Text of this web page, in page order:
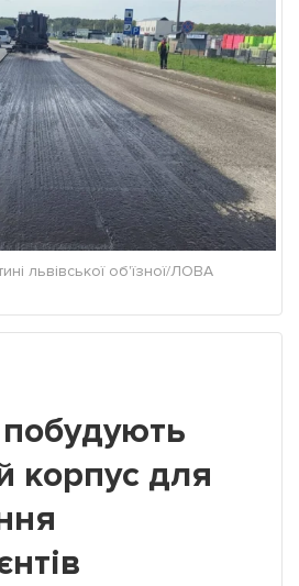
львівської об'їзної/ЛОВА
корпус для